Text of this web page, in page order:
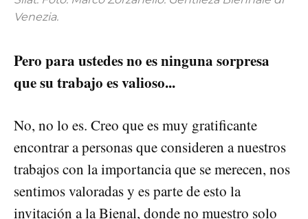
Venezia.
Pero para ustedes no es ninguna sorpresa
que su trabajo es valioso...
No, no lo es. Creo que es muy gratificante
encontrar a personas que consideren a nuestros
trabajos con la importancia que se merecen, nos
sentimos valoradas y es parte de esto la
invitación a la Bienal, donde no muestro solo